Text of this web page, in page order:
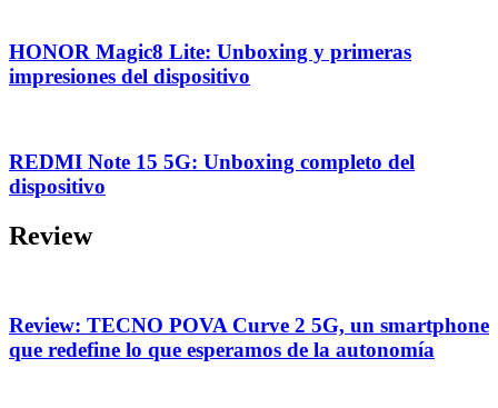
HONOR Magic8 Lite: Unboxing y primeras
impresiones del dispositivo
REDMI Note 15 5G: Unboxing completo del
dispositivo
Review
Review: TECNO POVA Curve 2 5G, un smartphone
que redefine lo que esperamos de la autonomía